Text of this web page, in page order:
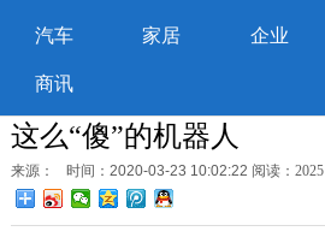
汽车 家居 企业
商讯
这么“傻”的机器人
来源： 时间：2020-03-23 10:02:22 阅读：2025